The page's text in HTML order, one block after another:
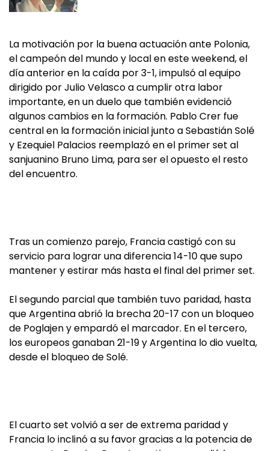
La motivación por la buena actuación ante Polonia,
el campeón del mundo y local en este weekend, el
día anterior en la caída por 3-1, impulsó al equipo
dirigido por Julio Velasco a cumplir otra labor
importante, en un duelo que también evidenció
algunos cambios en la formación. Pablo Crer fue
central en la formación inicial junto a Sebastián Solé
y Ezequiel Palacios reemplazó en el primer set al
sanjuanino Bruno Lima, para ser el opuesto el resto
del encuentro.
Tras un comienzo parejo, Francia castigó con su
servicio para lograr una diferencia 14-10 que supo
mantener y estirar más hasta el final del primer set.
El segundo parcial que también tuvo paridad, hasta
que Argentina abrió la brecha 20-17 con un bloqueo
de Poglajen y empardó el marcador. En el tercero,
los europeos ganaban 21-19 y Argentina lo dio vuelta,
desde el bloqueo de Solé.
El cuarto set volvió a ser de extrema paridad y
Francia lo inclinó a su favor gracias a la potencia de